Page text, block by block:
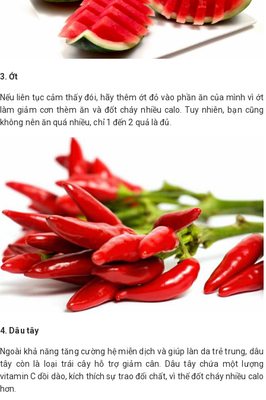
3. Ớt
Nếu liên tục cảm thấy đói, hãy thêm ớt đỏ vào phần ăn của mình vì ớt
làm giảm cơn thèm ăn và đốt cháy nhiều calo. Tuy nhiên, bạn cũng
không nên ăn quá nhiều, chỉ 1 đến 2 quả là đủ.
4. Dâu tây
Ngoài khả năng tăng cường hệ miễn dịch và giúp làn da trẻ trung, dâu
tây còn là loại trái cây hỗ trợ giảm cân. Dâu tây chứa một lượng
vitamin C dồi dào, kích thích sự trao đổi chất, vì thế đốt cháy nhiều calo
hơn.